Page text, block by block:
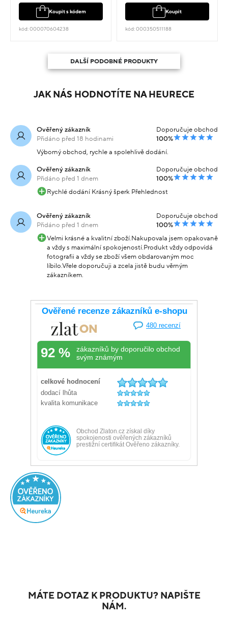
Koupit s kódem
kód: 000070604238
Koupit
kód: 000350511188
DALŠÍ PODOBNÉ PRODUKTY
JAK NÁS HODNOTÍTE NA HEURECE
Ověřený zákazník
Přidáno před 18 hodinami
Doporučuje obchod
100%
Výborný obchod, rychle a spolehlivě dodání.
Ověřený zákazník
Přidáno před 1 dnem
Doporučuje obchod
100%
Rychlé dodání Krásný šperk Přehlednost
Ověřený zákazník
Přidáno před 1 dnem
Doporučuje obchod
100%
Velmi krásné a kvalitní zboží.Nakupovala jsem opakovaně
a vždy s maximální spokojeností.Produkt vždy odpovídá
fotografii a vždy se zboží všem obdarovaným moc
líbilo.Vřele doporučuji a zcela jistě budu věrným
zákazníkem.
MÁTE DOTAZ K PRODUKTU? NAPIŠTE
NÁM.